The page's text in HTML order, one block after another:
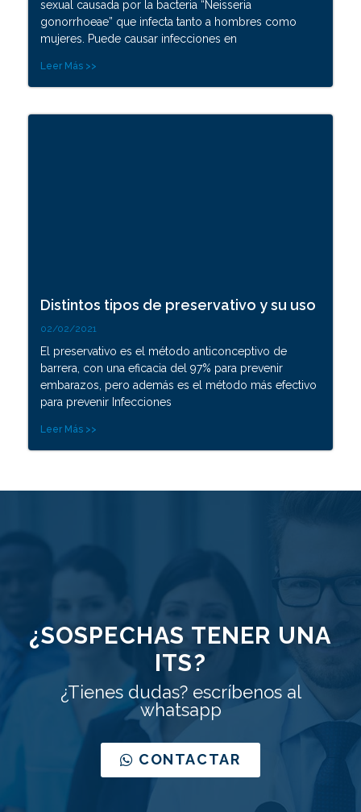
sexual causada por la bacteria “Neisseria
gonorrhoeae” que infecta tanto a hombres como
mujeres. Puede causar infecciones en
Leer Más >>
Distintos tipos de preservativo y su uso
02/02/2021
El preservativo es el método anticonceptivo de
barrera, con una eficacia del 97% para prevenir
embarazos, pero además es el método más efectivo
para prevenir Infecciones
Leer Más >>
¿SOSPECHAS TENER UNA
ITS?
¿Tienes dudas? escríbenos al
whatsapp
CONTACTAR